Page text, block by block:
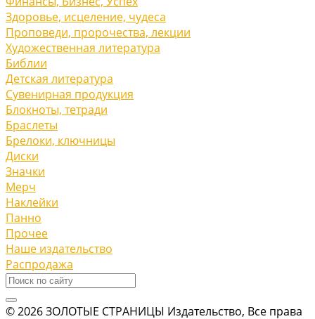
Здоровье, исцеление, чудеса
Проповеди, пророчества, лекции
Художественная литература
Библии
Детская литература
Сувенирная продукция
Блокноты, тетради
Браслеты
Брелоки, ключницы
Диски
Значки
Мерч
Наклейки
Панно
Прочее
Наше издательство
Распродажа
© 2026 ЗОЛОТЫЕ СТРАНИЦЫ Издательство, Все права